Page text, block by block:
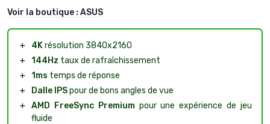
Voir la boutique : ASUS
＋ 4Krésolution 3840x2160
＋ 144Hz taux de rafraîchissement
＋ 1ms temps de réponse
＋
Dalle IPSpour de bons angles de vue
＋ AMD FreeSync Premiumpour une expérience de jeu
fluide